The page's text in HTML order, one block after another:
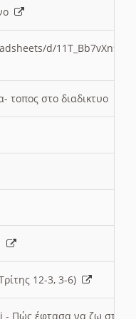
d/
τοπος στο διαδικτυο
12-3, 3-6)
- Πώς έφτασα να ζω στην